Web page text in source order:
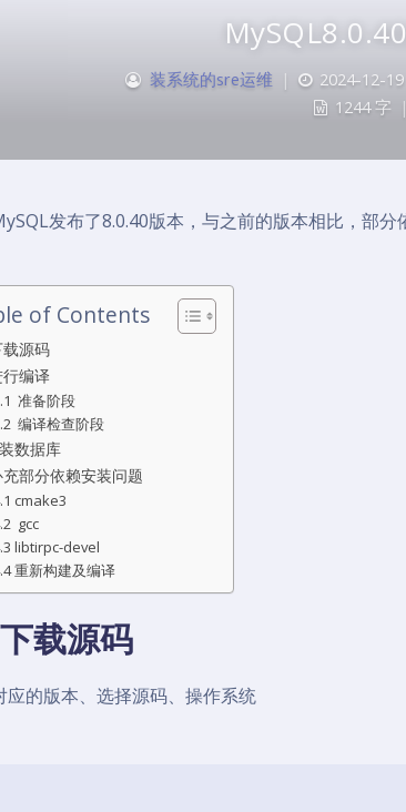
装系统的sre运维 | 2024-12-
1244 字
|
发布了8.0.40版本，与之前的版本相比，部
of Contents
源码
编译
准备阶段
编译检查阶段
数据库
部分依赖安装问题
cmake3
gcc
libtirpc-devel
重新构建及编译
载源码
应的版本、选择源码、操作系统